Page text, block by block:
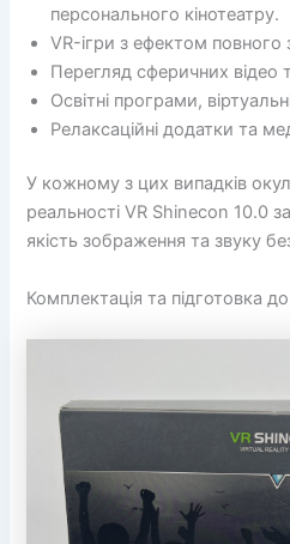
персонального кінотеатру.
VR-ігри з ефектом повного
Перегляд сферичних відео
Освітні програми,
Релаксаційні додатки та
У кожному з цих випадків
реальності VR Shinecon 10.0
якість зображення та звуку
Комплектація та підготовка